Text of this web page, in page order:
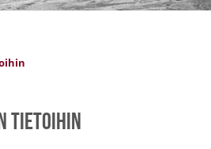
tietoihin